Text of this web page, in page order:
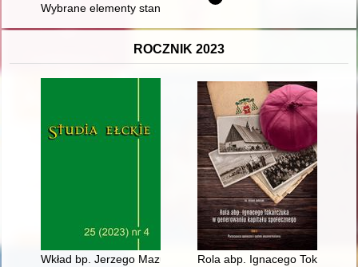
Wybrane elementy standardu przyrodolecznictwa na
ROCZNIK 2023
Wkład bp. Jerzego Mazura SVD w animację i formację misyjną
Rola abp. Ignacego